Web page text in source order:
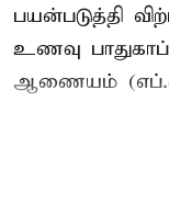
பயன்படுத்தி
உணவு
ஆணையம்